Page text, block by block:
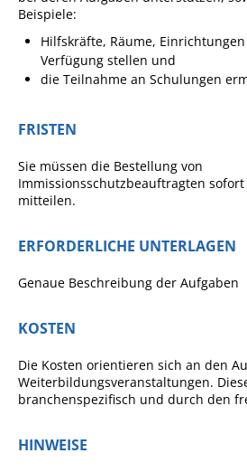
ERLEBEN
Steillagen/
Pop-Up-
RADKultur in
Kinder
Beispiele:
Hilfskräfte, Räume,
Verfügung stellen und
die Teilnahme an Schulungen
FRISTEN
Sie müssen die Bestellung von
Immissionsschutzbeauftragten
mitteilen.
ERFORDERLICHE UNTERLAGEN
Genaue Beschreibung der Aufgaben
KOSTEN
Die Kosten orientieren sich an den
Weiterbildungsveranstaltungen.
branchenspezifisch und durch den
HINWEISE